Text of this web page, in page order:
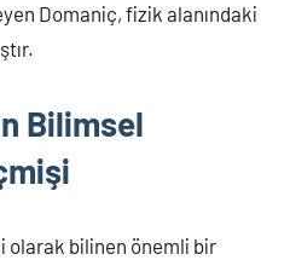
Domaniç, fizik alanındaki
Bilimsel
olarak bilinen önemli bir